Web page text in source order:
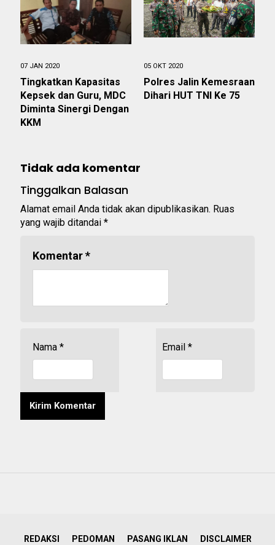
07 JAN 2020
Tingkatkan Kapasitas
Kepsek dan Guru, MDC
Diminta Sinergi Dengan
KKM
05 OKT 2020
Polres Jalin Kemesraan
Dihari HUT TNI Ke 75
Tidak ada komentar
Tinggalkan Balasan
Alamat email Anda tidak akan dipublikasikan. Ruas
yang wajib ditandai *
Komentar*
Nama * Email *
REDAKSI PEDOMAN PASANG IKLAN DISCLAIMER